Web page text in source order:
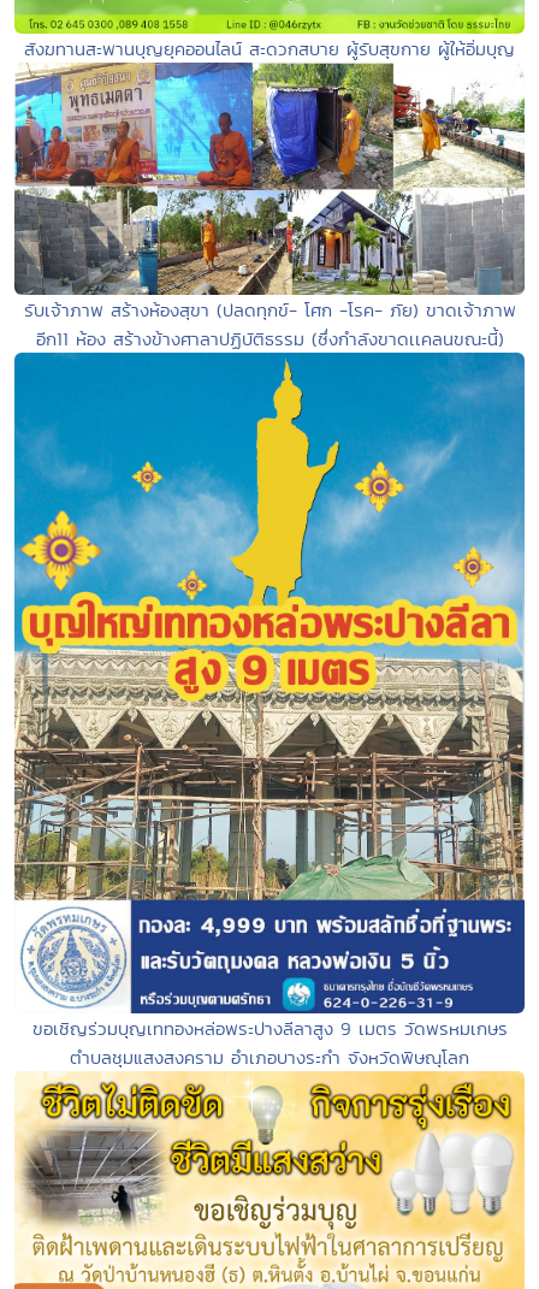
สังฆทานสะพานบุญยุคออนไลน์ สะดวกสบาย ผู้รับสุขกาย ผู้ให้อิ่มบุญ
รับเจ้าภาพ สร้างห้องสุขา (ปลดทุกข์- โศก -โรค- ภัย) ขาดเจ้าภาพ
อีก11 ห้อง สร้างข้างศาลาปฏิบัติธรรม (ซึ่งกำลังขาดเเคลนขณะนี้)
ขอเชิญร่วมบุญเททองหล่อพระปางลีลาสูง 9 เมตร วัดพรหมเกษร
ตำบลชุมแสงสงคราม อำเภอบางระกำ จังหวัดพิษณุโลก